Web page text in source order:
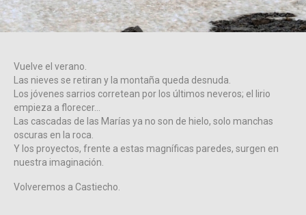
Vuelve el verano.
Las nieves se retiran y la montaña queda desnuda.
Los jóvenes sarrios corretean por los últimos neveros; el lirio
empieza a florecer…
Las cascadas de las Marías ya no son de hielo, solo manchas
oscuras en la roca.
Y los proyectos, frente a estas magníficas paredes, surgen en
nuestra imaginación.
Volveremos a Castiecho.